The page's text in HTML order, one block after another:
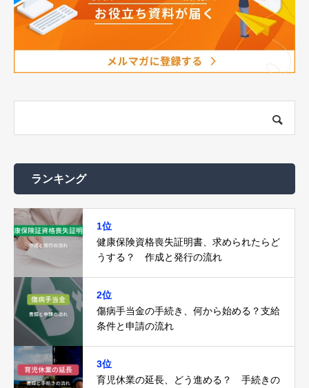
ランキング
1位
健康保険資格喪失証明書、求められたらど
うする？ 作成と発行の流れ
2位
傷病手当金の手続き、何から始める？支給
条件と申請の流れ
3位
育児休業の延長、どう進める？ 手続きの